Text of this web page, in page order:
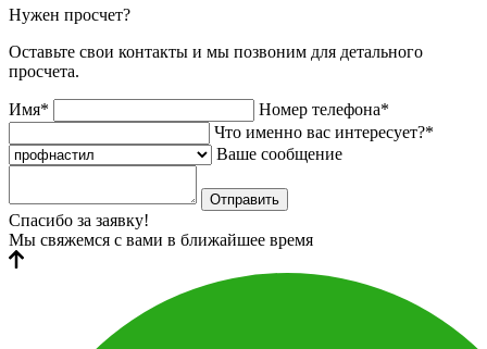
Нужен просчет?
Оставьте свои контакты и мы позвоним для детального
просчета.
Имя*
Номер телефона*
Что именно вас интересует?*
Ваше сообщение
Отправить
Спасибо за заявку!
Мы свяжемся с вами в ближайшее время